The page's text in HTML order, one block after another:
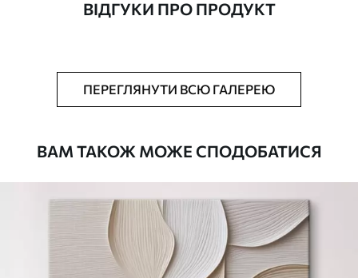
Додатково Можна додати лакове покриття.
Від290.00грн
Яскраві, насичені кольори
Стійкість до вицвітання
Безпечне чорнило без запаху
Поверхня з текстурою полотна
ВІДГУКИ ПРО ПРОДУКТ
ПЕРЕГЛЯНУТИ ВСЮ ГАЛЕРЕЮ
ВАМ ТАКОЖ МОЖЕ СПОДОБАТИСЯ